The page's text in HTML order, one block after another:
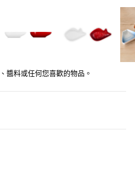
醬料或任何您喜歡的物品。